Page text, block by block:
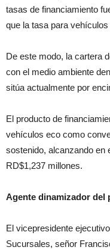
tasas de financiamiento
que la tasa para
De este modo, la cartera
con el medio ambiente
sitúa actualmente por
El producto de
vehículos eco como
sostenido, alcanzando en
RD$1,237 millones.
Agente dinamizador del
El vicepresidente
Sucursales, señor